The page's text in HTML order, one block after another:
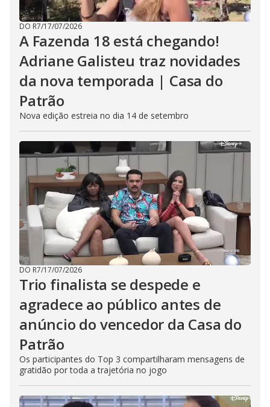
DO R7/17/07/2026
A Fazenda 18 está chegando!
Adriane Galisteu traz novidades
da nova temporada | Casa do
Patrão
Nova edição estreia no dia 14 de setembro
DO R7/17/07/2026
Trio finalista se despede e
agradece ao público antes de
anúncio do vencedor da Casa do
Patrão
Os participantes do Top 3 compartilharam mensagens de
gratidão por toda a trajetória no jogo